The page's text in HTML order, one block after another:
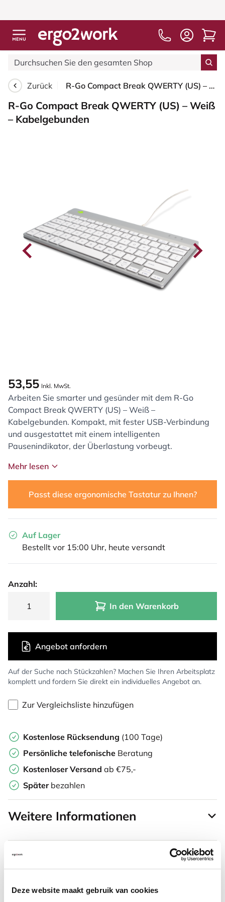
Deze website maakt gebruik van cookies
Zurück R-Go Compact Break QWERTY (US) – Weiß – Kabelgebunden
R-Go Compact Break QWERTY (US) – Weiß
– Kabelgebunden
53,55 Inkl. MwSt.
Arbeiten Sie smarter und gesünder mit dem R-Go
Compact Break QWERTY (US) – Weiß –
Kabelgebunden. Kompakt, mit fester USB-Verbindung
und ausgestattet mit einem intelligenten
Pausenindikator, der Überlastung vorbeugt.
Mehr lesen
Passt diese ergonomische Tastatur zu Ihnen?
Auf Lager
Bestellt vor 15:00 Uhr, heute versandt
Anzahl:
In den Warenkorb
Auf der Suche nach Stückzahlen? Machen Sie Ihren Arbeitsplatz
komplett und fordern Sie direkt ein individuelles Angebot an.
Angebot anfordern
Zur Vergleichsliste hinzufügen
Kostenlose Rücksendung (100 Tage)
Persönliche telefonische Beratung
Kostenloser Versand ab €75,-
Später bezahlen
Weitere Informationen
Häufig zusammen gekauft mit